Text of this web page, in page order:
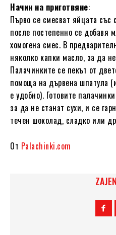
Начин на приготвяне:
Първо се смесват яйцата със
после постепенно се добавя
хомогена смес. В
няколко капки масло, за да
Палачинките се пекът от
помоща на дървена шпатула
е удобно). Готовите
за да не станат сухи, и се
течен шоколад, сладко или
От Palachinki.com